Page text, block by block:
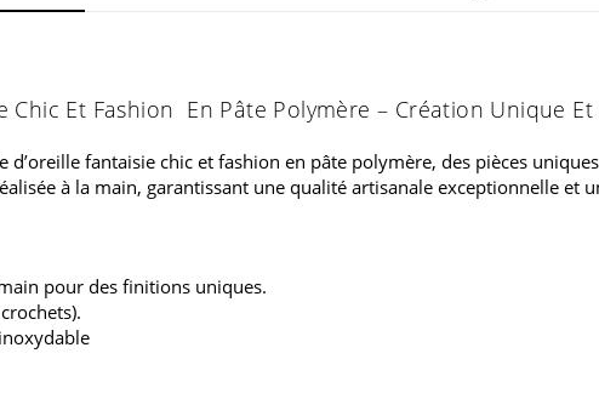
Chic Et Fashion En Pâte Polymère – Création Unique
fantaisie chic et fashion en pâte polymère, des pièces
à la main, garantissant une qualité artisanale exceptionnelle et
pour des finitions uniques.